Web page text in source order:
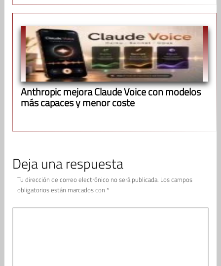
Anthropic mejora Claude Voice con modelos
más capaces y menor coste
Deja una respuesta
Tu dirección de correo electrónico no será publicada. Los campos
obligatorios están marcados con *